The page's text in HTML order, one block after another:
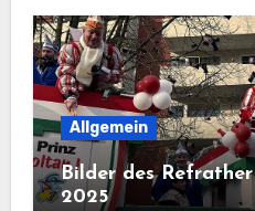
Allgemein
Bilder des
2025